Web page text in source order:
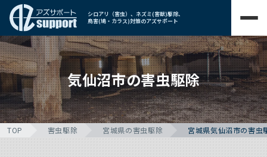
シロアリ（害虫）、ネズミ(害獣)駆除、
鳥害(鳩・カラス)対策のアズサポート
気仙沼市の害虫駆除
TOP 害虫駆除 宮城県の害虫駆除 宮城県気仙沼市の害虫